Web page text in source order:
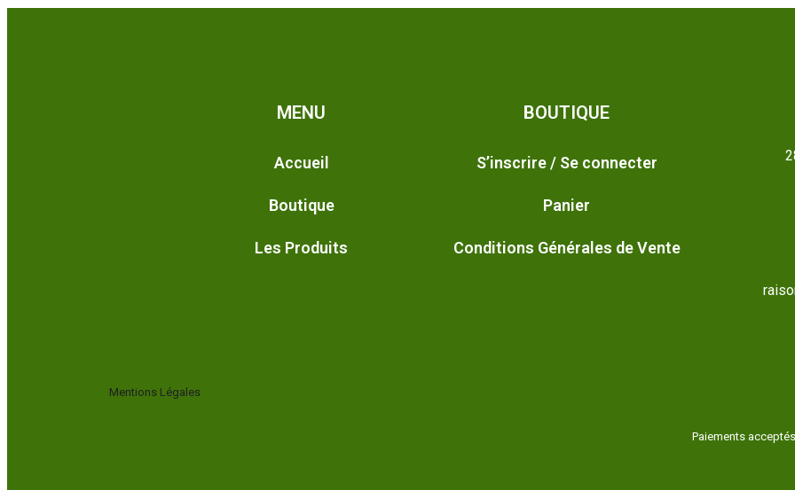
MENU
Accueil
Boutique
Les Produits
BOUTIQUE
S’inscrire / Se connecter
Panier
Conditions Générales de Vente
Mentions Légales
Paiements acceptés